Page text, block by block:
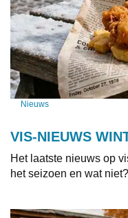
Nieuws
VIS-NIEUWS
Het laatste nieuws op
het seizoen en wat niet?